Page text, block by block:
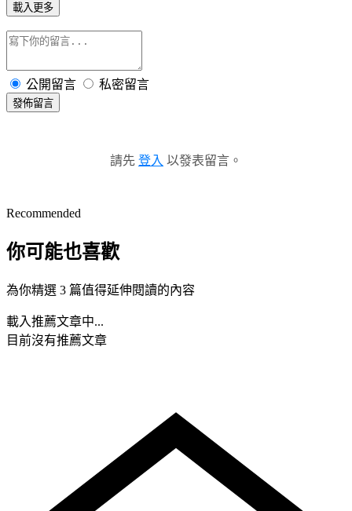
載入更多
公開留言 私密留言
發佈留言
請先 登入 以發表留言。
Recommended
你可能也喜歡
為你精選 3 篇值得延伸閱讀的內容
載入推薦文章中...
目前沒有推薦文章